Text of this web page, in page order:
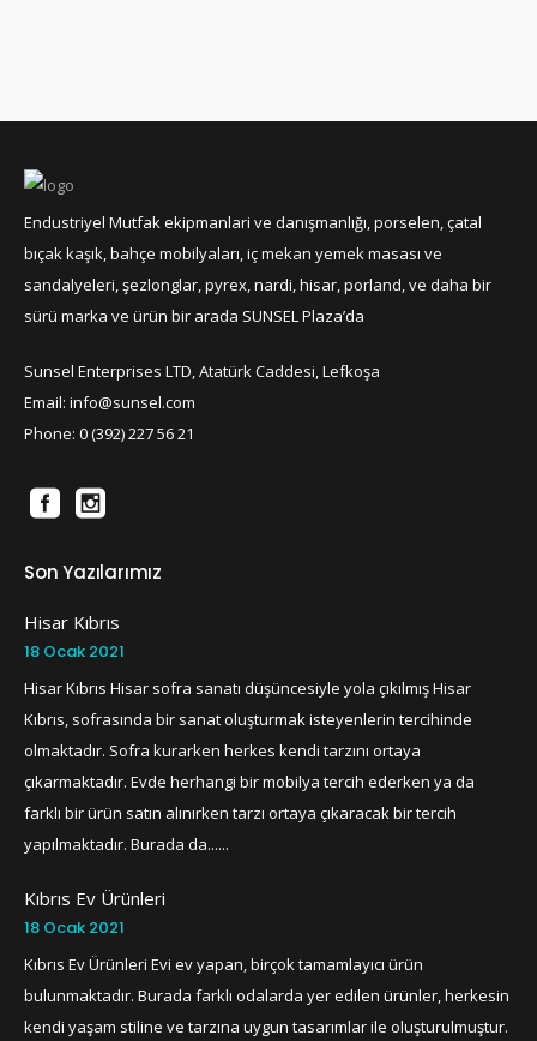
Endustriyel Mutfak ekipmanlari ve danışmanlığı, porselen, çatal
bıçak kaşık, bahçe mobilyaları, iç mekan yemek masası ve
sandalyeleri, şezlonglar, pyrex, nardi, hisar, porland, ve daha bir
sürü marka ve ürün bir arada SUNSEL Plaza’da
Sunsel Enterprises LTD, Atatürk Caddesi, Lefkoşa
Email: info@sunsel.com
Phone: 0 (392) 227 56 21
Son Yazılarımız
Hisar Kıbrıs
18 Ocak 2021
Hisar Kıbrıs Hisar sofra sanatı düşüncesiyle yola çıkılmış Hisar
Kıbrıs, sofrasında bir sanat oluşturmak isteyenlerin tercihinde
olmaktadır. Sofra kurarken herkes kendi tarzını ortaya
çıkarmaktadır. Evde herhangi bir mobilya tercih ederken ya da
farklı bir ürün satın alınırken tarzı ortaya çıkaracak bir tercih
yapılmaktadır. Burada da......
Kıbrıs Ev Ürünleri
18 Ocak 2021
Kıbrıs Ev Ürünleri Evi ev yapan, birçok tamamlayıcı ürün
bulunmaktadır. Burada farklı odalarda yer edilen ürünler, herkesin
kendi yaşam stiline ve tarzına uygun tasarımlar ile oluşturulmuştur.